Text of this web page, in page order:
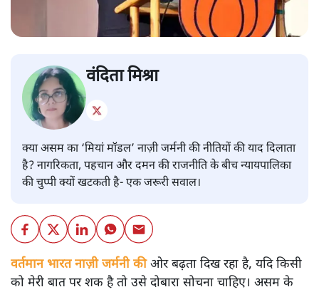
वंदिता मिश्रा
क्या असम का ‘मियां मॉडल’ नाज़ी जर्मनी की नीतियों की याद दिलाता
है? नागरिकता, पहचान और दमन की राजनीति के बीच न्यायपालिका
की चुप्पी क्यों खटकती है- एक जरूरी सवाल।
वर्तमान भारत नाज़ी जर्मनी कीओर बढ़ता दिख रहा है, यदि किसी
को मेरी बात पर शक है तो उसे दोबारा सोचना चाहिए। असम के